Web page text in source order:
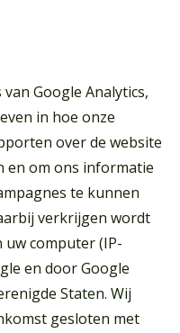
Google Analytics,
in hoe onze
over de website
en om ons informatie
te kunnen
verkrijgen wordt
computer (IP-
en door Google
Staten. Wij
gesloten met